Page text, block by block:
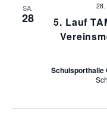
SA.
28
5. Lauf
28.
Schulsporthalle